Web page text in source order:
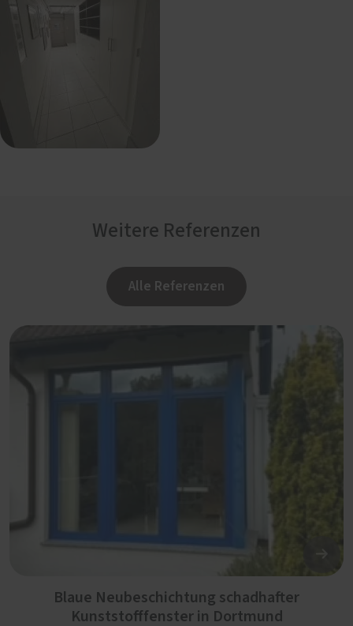
Weitere Referenzen
Alle Referenzen
Blaue Neubeschichtung schadhafter
Kunststofffenster in Dortmund